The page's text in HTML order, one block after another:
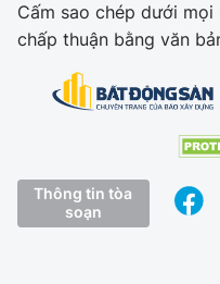
Cấm sao chép dưới
chấp thuận bằng văn
Thông tin tòa
soạn